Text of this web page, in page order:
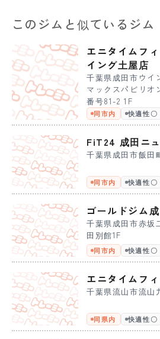
このジムと似ているジム
エニタイムフ
イング土屋店
千葉県成田市ウイ
マックスパビリオ
番号81-2 1F
同市内 快適性〇
FiT24 成田ニ
千葉県成田市飯田
同市内 快適性〇
ゴールドジム
千葉県成田市赤坂
田別館1F
同市内 快適性〇
エニタイムフ
千葉県流山市流山
同県内 快適性〇